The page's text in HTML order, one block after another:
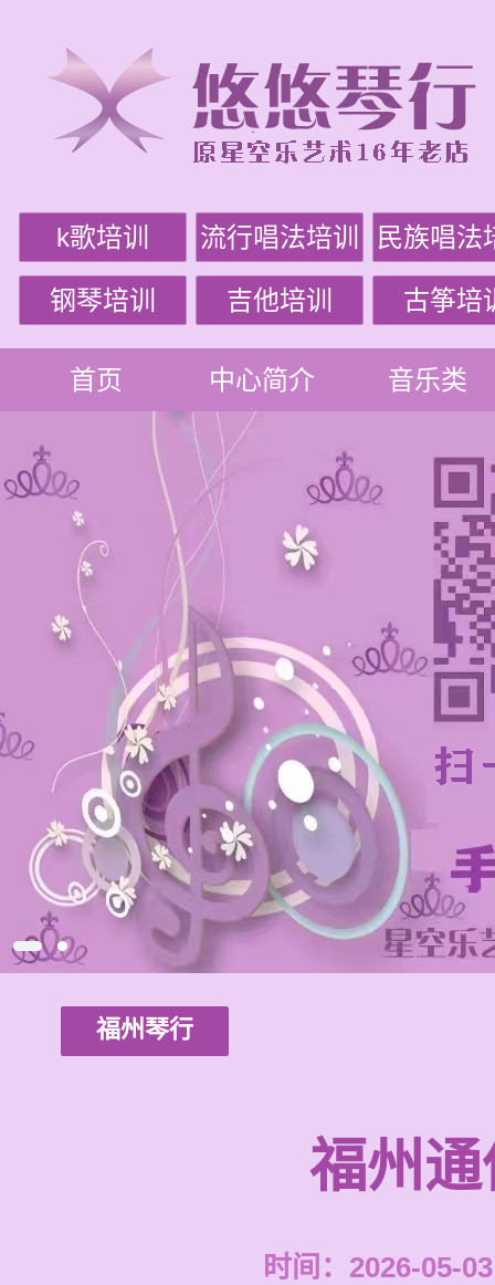
k歌培训 流行唱法培训 民族唱法
钢琴培训 吉他培训 古筝培
首页 中心简介 音乐类
福州琴行
福州
时间：2026-05-